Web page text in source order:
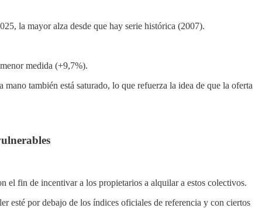
la mayor alza desde que hay serie histórica (2007).
medida (+9,7%).
también está saturado, lo que refuerza la idea de que la oferta
el fin de incentivar a los propietarios a alquilar a estos colectivos.
esté por debajo de los índices oficiales de referencia y con ciertos